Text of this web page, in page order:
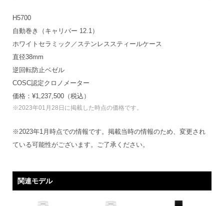
H5700
自動巻き（キャリバー 12.1）
ホワイトセラミック／ステンレススティールケース
直径38mm
逆回転防止ベゼル
COSC認定クロノメーター
価格：¥1,237,500（税込）
※2023年01月28日に掲載した時点の価格です。
※2023年1月時点での情報です。掲載当時の情報のため、変更され
ている可能性がございます。ご了承ください。
関連モデル